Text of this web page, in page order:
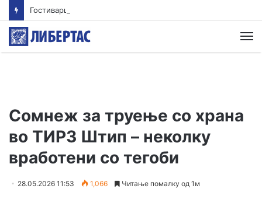
Гостиварци и натаму без пивка вода
Сомнеж за труење со храна
во ТИРЗ Штип – неколку
вработени со тегоби
28.05.2026 11:53 1,066 Читање помалку од 1м